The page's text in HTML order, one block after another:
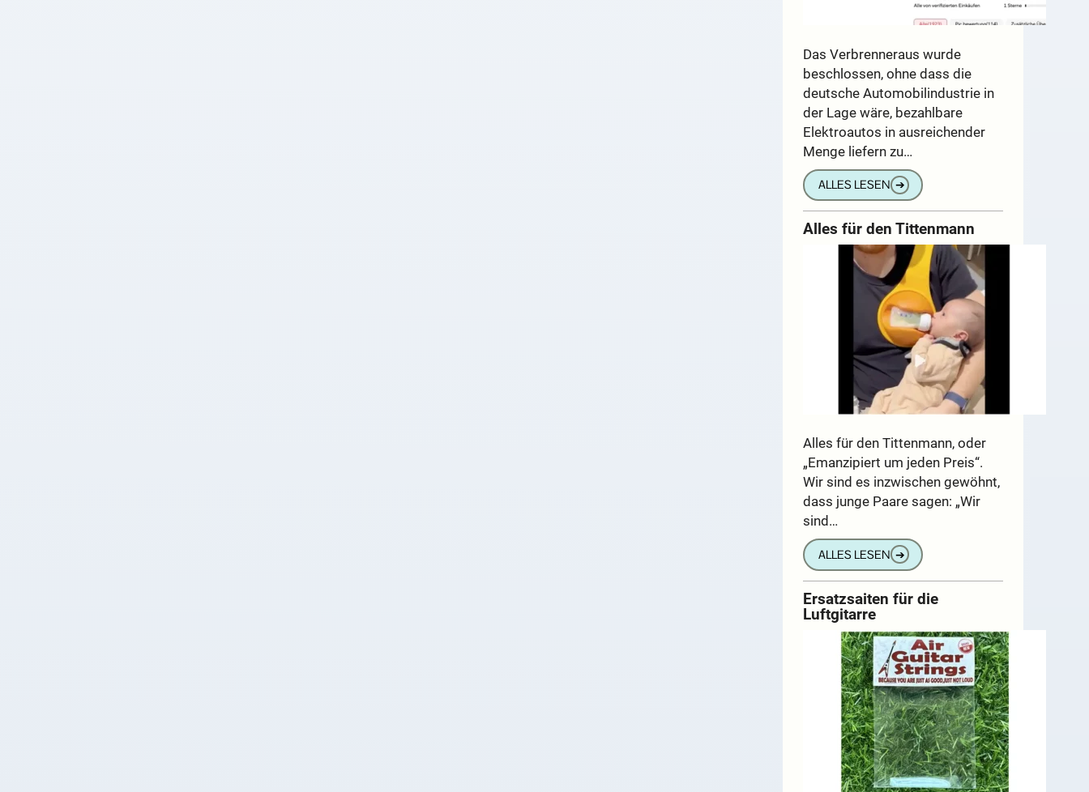
Das Verbrenneraus wurde
beschlossen, ohne dass die
deutsche Automobilindustrie in
der Lage wäre, bezahlbare
Elektroautos in ausreichender
Menge liefern zu…
ALLES LESEN ➔
Alles für den Tittenmann
Alles für den Tittenmann, oder
„Emanzipiert um jeden Preis“.
Wir sind es inzwischen gewöhnt,
dass junge Paare sagen: „Wir
sind…
ALLES LESEN ➔
Ersatzsaiten für die
Luftgitarre